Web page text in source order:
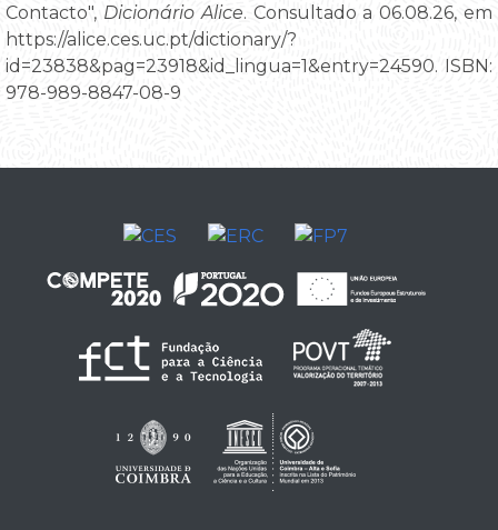
Contacto", Dicionário Alice. Consultado a 06.08.26, em
https://alice.ces.uc.pt/dictionary/?
id=23838&pag=23918&id_lingua=1&entry=24590. ISBN:
978-989-8847-08-9